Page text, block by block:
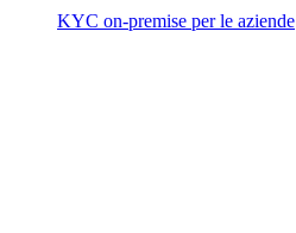
KYC on-premise per le aziende